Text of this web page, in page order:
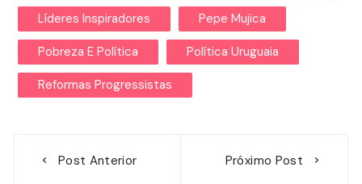
Líderes Inspiradores Pepe Mujica
Pobreza E Política Política Uruguaia
Reformas Progressistas
Post Anterior Próximo Post